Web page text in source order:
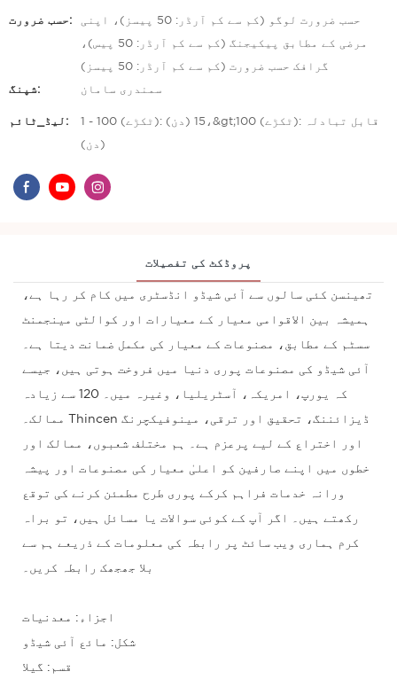
حسب ضرورت: حسب ضرورت لوگو (کم سے کم آرڈر: 50 پیسز)، اپنی
مرضی کے مطابق پیکیجنگ (کم سے کم آرڈر: 50 پیس)،
گرافک حسب ضرورت (کم سے کم آرڈر: 50 پیسز)
شپنگ: سمندری سامان
لیڈ_ٹائم: 1 - 100 (ٹکڑے): 15 (دن)،&gt;100 (ٹکڑے): قابل تبادلہ
(دن)
پروڈکٹ کی تفصیلات
تھینسن کئی سالوں سے آئی شیڈو انڈسٹری میں کام کر رہا ہے،
ہمیشہ بین الاقوامی معیار کے معیارات اور کوالٹی مینجمنٹ
سسٹم کے مطابق، مصنوعات کے معیار کی مکمل ضمانت دیتا ہے۔
آئی شیڈو کی مصنوعات پوری دنیا میں فروخت ہوتی ہیں، جیسے
کہ یورپ، امریکہ، آسٹریلیا، وغیرہ میں۔ 120 سے زیادہ
ممالک۔ Thincen ڈیزائننگ، تحقیق اور ترقی، مینوفیکچرنگ
اور اختراع کے لیے پرعزم ہے۔ ہم مختلف شعبوں، ممالک اور
خطوں میں اپنے صارفین کو اعلیٰ معیار کی مصنوعات اور پیشہ
ورانہ خدمات فراہم کرکے پوری طرح مطمئن کرنے کی توقع
رکھتے ہیں۔ اگر آپ کے کوئی سوالات یا مسائل ہیں، تو براہ
کرم ہماری ویب سائٹ پر رابطہ کی معلومات کے ذریعے ہم سے
بلا جھجھک رابطہ کریں۔
اجزاء: معدنیات
شکل: مائع آئی شیڈو
قسم: گیلا